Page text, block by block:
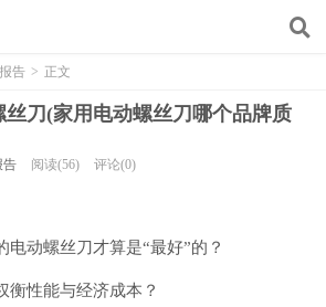
告 > 正文
刀(家用电动螺丝刀哪个品牌质
告 阅读(56) 评论(0)
电动螺丝刀才算是“最好”的？
衡性能与经济成本？